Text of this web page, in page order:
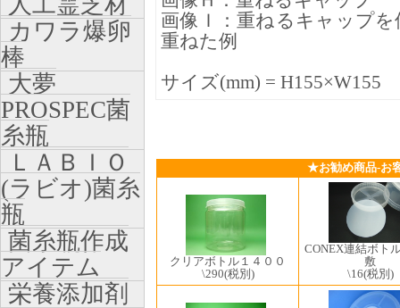
画像Ｉ：重ねるキャップ
重ねた例
サイズ(mm) = H155×W155
★お勧め商品-お
クリアボトル１４００
\290(税別)
CONEX連結ボト
敷
\16(税別)
カワラ爆卵
棒
大夢
PROSPEC菌
糸瓶
ＬＡＢＩＯ
(ラビオ)菌糸
瓶
菌糸瓶作成
アイテム
栄養添加剤